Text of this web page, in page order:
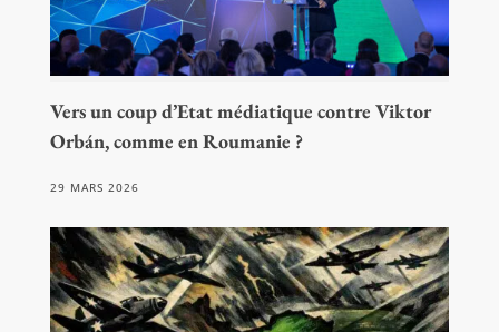
Vers un coup d’Etat médiatique contre Viktor
Orbán, comme en Roumanie ?
29 MARS 2026